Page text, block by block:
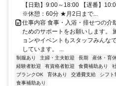
【日勤】9:00～18:00 【遅番】
※休憩：60分 ★月2日まで...
仕事内容 食事・入浴・排せつの介
ためのサポートをお願いします。
ョンやイベントもスタッフみんな
しています。 ...
制服あり 主婦・主夫歓迎 長期 産休・育
経験者歓迎
有資格者歓迎 食費補助あり
ブランクOK
育休あり 交通費支給 シフト
食事補助あり